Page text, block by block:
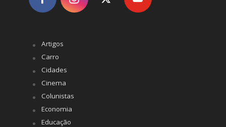
Artigos
Carro
Cidades
Cinema
Colunistas
Economia
Educação